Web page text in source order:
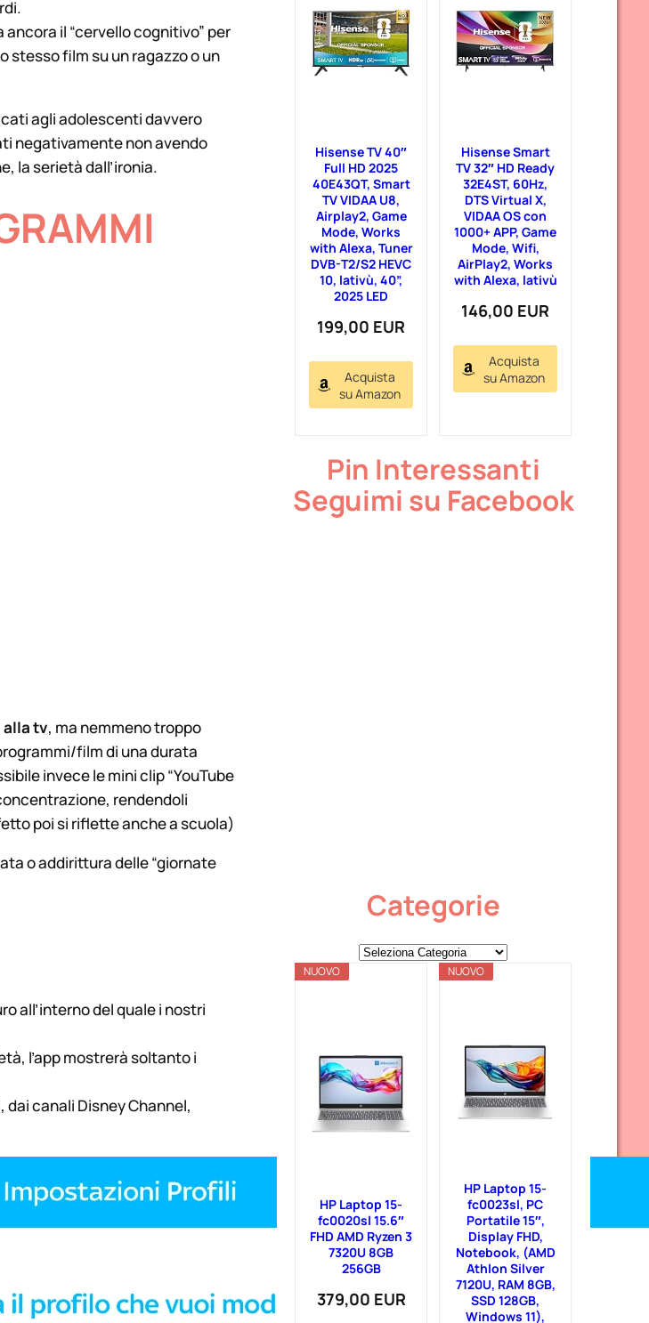
il “cervello cognitivo” per
stesso film su un ragazzo o un
agli adolescenti davvero
negativamente non avendo
la serietà dall’ironia.
tv, ma nemmeno troppo
film di una durata
invece le mini clip “YouTube
rendendoli
poi si riflette anche a scuola)
o addirittura delle “giornate
all’interno del quale i nostri
l’app mostrerà soltanto i
canali Disney Channel,
Hisense TV 40″
Full HD 2025
40E43QT, Smart
TV VIDAA U8,
Airplay2, Game
Mode, Works
with Alexa, Tuner
DVB-T2/S2 HEVC
10, lativù, 40”,
2025 LED
199,00 EUR
Acquista
su Amazon
Hisense Smart
TV 32″ HD Ready
32E4ST, 60Hz,
DTS Virtual X,
VIDAA OS con
1000+ APP, Game
Mode, Wifi,
AirPlay2, Works
with Alexa, lativù
146,00 EUR
Acquista
su Amazon
Pin Interessanti
Seguimi su Facebook
Categorie
C
o
r
i
NUOVO
HP Laptop 15-
fc0020sl 15.6″
FHD AMD Ryzen 3
7320U 8GB
256GB
379,00 EUR
NUOVO
HP Laptop 15-
fc0023sl, PC
Portatile 15″,
Display FHD,
Notebook, (AMD
Athlon Silver
7120U, RAM 8GB,
SSD 128GB,
Windows 11),